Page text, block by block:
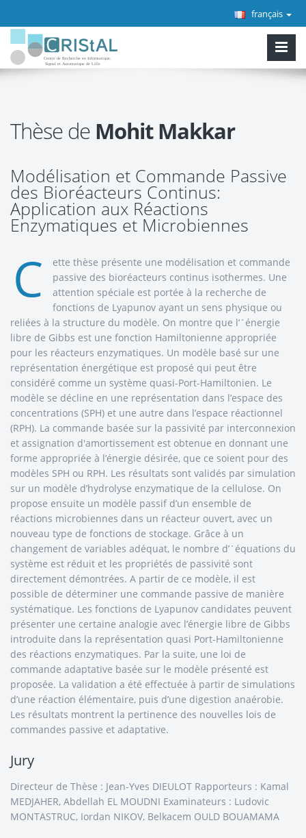
français
Thèse de Mohit Makkar
Modélisation et Commande Passive
des Bioréacteurs Continus:
Application aux Réactions
Enzymatiques et Microbiennes
C
ette thèse présente une modélisation et commande
passive des bioréacteurs continus isothermes. Une
attention spéciale est portée à la recherche de
fonctions de Lyapunov ayant un sens physique ou
reliées à la structure du modèle. On montre que l’´énergie
libre de Gibbs est une fonction Hamiltonienne appropriée
pour les réacteurs enzymatiques. Un modèle basé sur une
représentation énergétique est proposé qui peut être
considéré comme un système quasi-Port-Hamiltonien. Le
modèle se décline en une représentation dans l’espace des
concentrations (SPH) et une autre dans l’espace réactionnel
(RPH). La commande basée sur la passivité par interconnexion
et assignation d'amortissement est obtenue en donnant une
forme appropriée à l’énergie désirée, que ce soient pour des
modèles SPH ou RPH. Les résultats sont validés par simulation
sur un modèle d’hydrolyse enzymatique de la cellulose. On
propose ensuite un modèle passif d’un ensemble de
réactions microbiennes dans un réacteur ouvert, avec un
nouveau type de fonctions de stockage. Grâce à un
changement de variables adéquat, le nombre d’´équations du
système est réduit et les propriétés de passivité sont
directement démontrées. A partir de ce modèle, il est
possible de déterminer une commande passive de manière
systématique. Les fonctions de Lyapunov candidates peuvent
présenter une certaine analogie avec l’énergie libre de Gibbs
introduite dans la représentation quasi Port-Hamiltonienne
des réactions enzymatiques. Par la suite, une loi de
commande adaptative basée sur le modèle présenté est
proposée. La validation a été effectuée à partir de simulations
d’une réaction élémentaire, puis d’une digestion anaérobie.
Les résultats montrent la pertinence des nouvelles lois de
commandes passive et adaptative.
Jury
Directeur de Thèse : Jean-Yves DIEULOT Rapporteurs : Kamal
MEDJAHER, Abdellah EL MOUDNI Examinateurs : Ludovic
MONTASTRUC, Iordan NIKOV, Belkacem OULD BOUAMAMA